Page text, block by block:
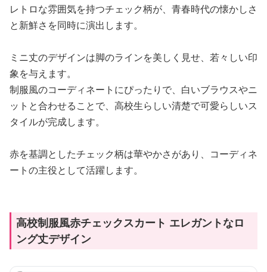
レトロな雰囲気を持つチェック柄が、青春時代の懐かしさ
と新鮮さを同時に演出します。
ミニ丈のデザインは脚のラインを美しく見せ、若々しい印
象を与えます。
制服風のコーディネートにぴったりで、白いブラウスやニ
ットと合わせることで、高校生らしい清楚で可愛らしいス
タイルが完成します。
赤を基調としたチェック柄は華やかさがあり、コーディネ
ートの主役として活躍します。
高校制服風赤チェックスカート エレガントなロ
ング丈デザイン